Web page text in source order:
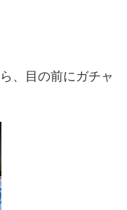
、目の前にガチャ